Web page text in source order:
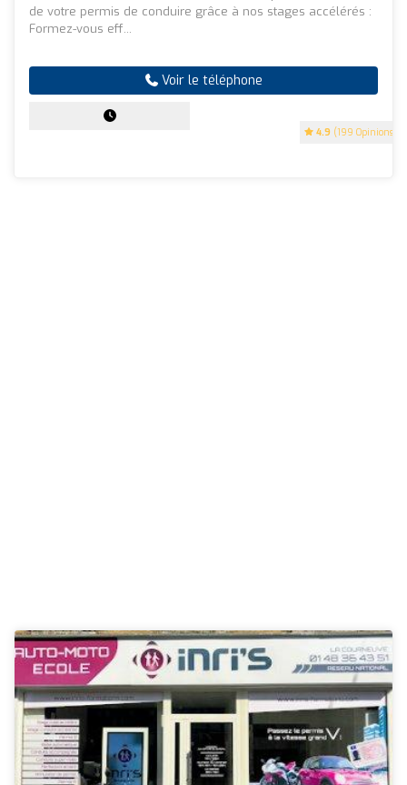
4.9 (199 Opinions)
de votre permis de conduire grâce à nos stages accélérés :
Formez-vous eff...
Voir le téléphone